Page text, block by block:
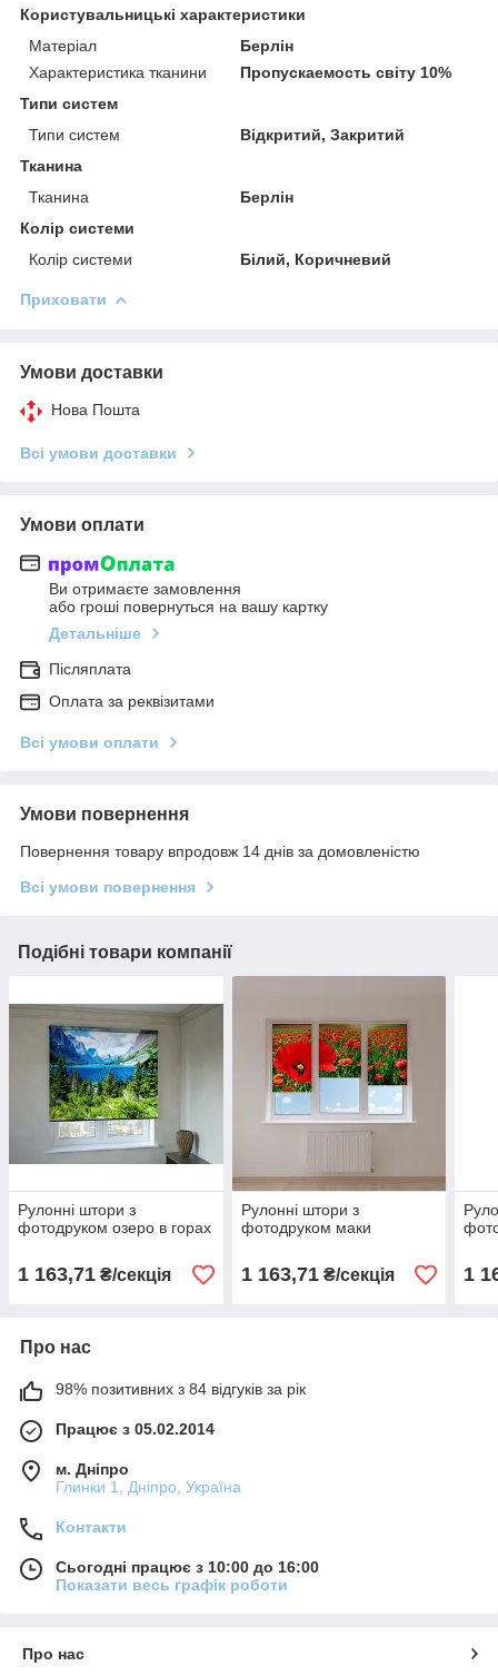
Користувальницькі характеристики
Матеріал
Берлін
Характеристика тканини
Пропускаемость світу 10%
Типи систем
Типи систем
Відкритий, Закритий
Тканина
Тканина
Берлін
Колір системи
Колір системи
Білий, Коричневий
Приховати
Умови доставки
Нова Пошта
Всі умови доставки
Умови оплати
Ви отримаєте замовлення
або гроші повернуться на вашу картку
Детальніше
Післяплата
Оплата за реквізитами
Всі умови оплати
Умови повернення
Повернення товару впродовж 14 днів за домовленістю
Всі умови повернення
Подібні товари компанії
Рулонні штори з
фотодруком озеро в горах
1 163,71 ₴/секція
Рулонні штори з
фотодруком маки
1 163,71₴/секція 1
Про нас
98% позитивних з 84 відгуків за рік
Працює з 05.02.2014
м. Дніпро
Глинки 1, Дніпро, Україна
Контакти
Сьогодні працює з 10:00 до 16:00
Показати весь графік роботи
Про нас